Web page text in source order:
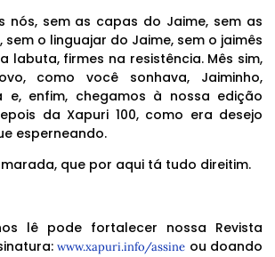
nós, sem as capas do Jaime, sem as
o linguajar do Jaime, sem o jaimês
labuta, firmes na resistência. Mês sim,
como você sonhava, Jaiminho,
e, enfim, chegamos à nossa edição
da Xapuri 100, como era desejo
esperneando.
que por aqui tá tudo direitim.
lê pode fortalecer nossa Revista
www.xapuri.info/assine ou doando